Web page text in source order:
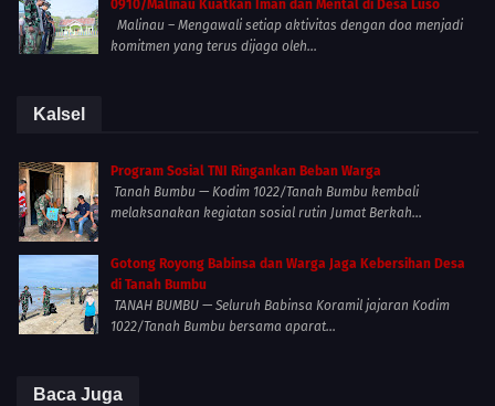
0910/Malinau Kuatkan Iman dan Mental di Desa Luso
Malinau – Mengawali setiap aktivitas dengan doa menjadi
komitmen yang terus dijaga oleh...
Kalsel
Program Sosial TNI Ringankan Beban Warga
Tanah Bumbu — Kodim 1022/Tanah Bumbu kembali
melaksanakan kegiatan sosial rutin Jumat Berkah...
Gotong Royong Babinsa dan Warga Jaga Kebersihan Desa
di Tanah Bumbu
TANAH BUMBU — Seluruh Babinsa Koramil jajaran Kodim
1022/Tanah Bumbu bersama aparat...
Baca Juga